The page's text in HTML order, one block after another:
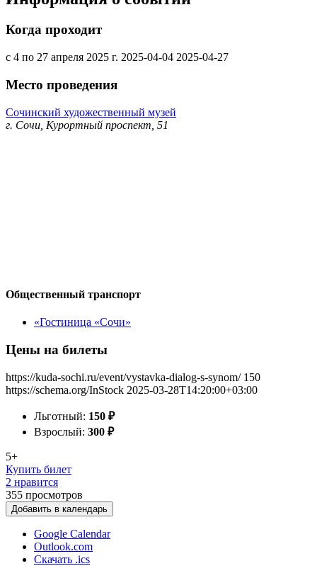
Когда проходит
с 4 по 27 апреля 2025 г. 2025-04-04 2025-04-27
Место проведения
Сочинский художественный музей
г. Сочи, Курортный проспект, 51
Общественный транспорт
«Гостиница «Сочи»
Цены на билеты
https://kuda-sochi.ru/event/vystavka-dialog-s-synom/ 150
https://schema.org/InStock 2025-03-28T14:20:00+03:00
Льготный: 150 ₽
Взрослый: 300 ₽
5+
Купить билет
2 нравится
355 просмотров
Добавить в календарь
Google Calendar
Outlook.com
Скачать .ics